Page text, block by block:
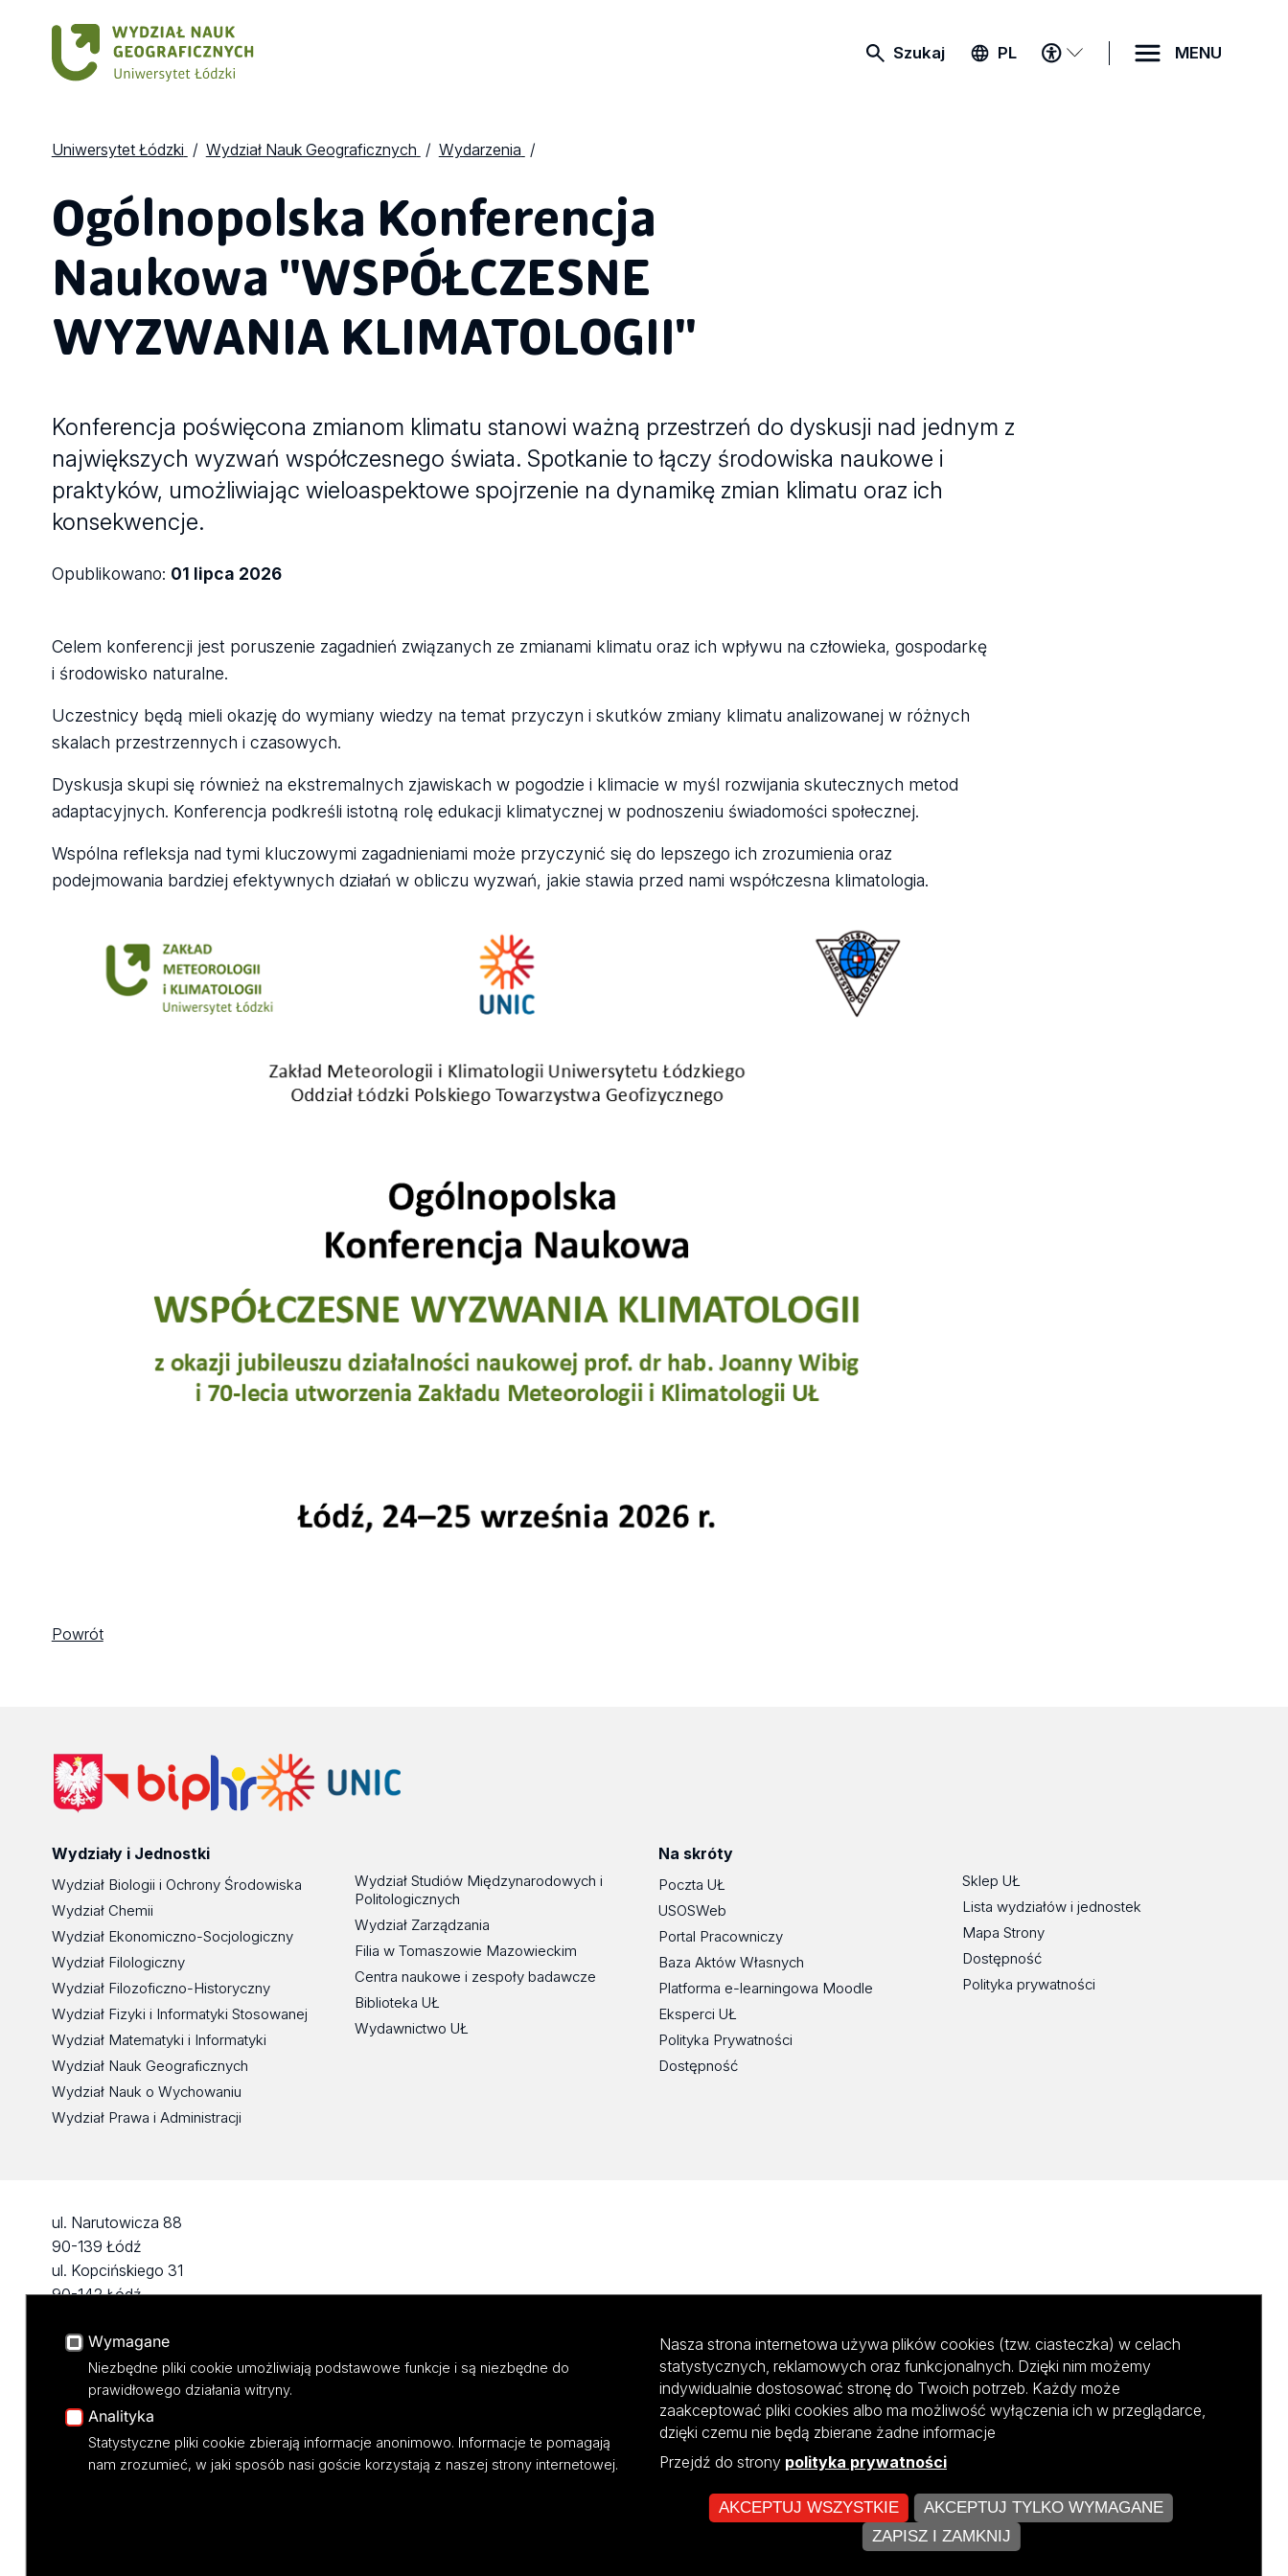
Szukaj PL
MENU
DOSTĘPNOŚCI
MENU
Uniwersytet Łódzki Wydział Nauk Geograficznych Wydarzenia
Ogólnopolska Konferencja
Naukowa "WSPÓŁCZESNE
WYZWANIA KLIMATOLOGII"
Konferencja poświęcona zmianom klimatu stanowi ważną przestrzeń do dyskusji nad jednym z
największych wyzwań współczesnego świata. Spotkanie to łączy środowiska naukowe i
praktyków, umożliwiając wieloaspektowe spojrzenie na dynamikę zmian klimatu oraz ich
konsekwencje.
Opublikowano: 01 lipca 2026
Celem konferencji jest poruszenie zagadnień związanych ze zmianami klimatu oraz ich wpływu na człowieka, gospodarkę
i środowisko naturalne.
Uczestnicy będą mieli okazję do wymiany wiedzy na temat przyczyn i skutków zmiany klimatu analizowanej w różnych
skalach przestrzennych i czasowych.
Dyskusja skupi się również na ekstremalnych zjawiskach w pogodzie i klimacie w myśl rozwijania skutecznych metod
adaptacyjnych. Konferencja podkreśli istotną rolę edukacji klimatycznej w podnoszeniu świadomości społecznej.
Wspólna refleksja nad tymi kluczowymi zagadnieniami może przyczynić się do lepszego ich zrozumienia oraz
podejmowania bardziej efektywnych działań w obliczu wyzwań, jakie stawia przed nami współczesna klimatologia.
Powrót
Wydziały i Jednostki
Wydział Biologii i Ochrony Środowiska
Wydział Chemii
Wydział Ekonomiczno-Socjologiczny
Wydział Filologiczny
Wydział Filozoficzno-Historyczny
Wydział Fizyki i Informatyki Stosowanej
Wydział Matematyki i Informatyki
Wydział Nauk Geograficznych
Wydział Nauk o Wychowaniu
Wydział Prawa i Administracji
Wydział Studiów Międzynarodowych i
Politologicznych
Wydział Zarządzania
Filia w Tomaszowie Mazowieckim
Centra naukowe i zespoły badawcze
Biblioteka UŁ
Wydawnictwo UŁ
Na skróty
Poczta UŁ
USOSWeb
Portal Pracowniczy
Baza Aktów Własnych
Platforma e-learningowa Moodle
Eksperci UŁ
Polityka Prywatności
Dostępność
Sklep UŁ
Lista wydziałów i jednostek
Mapa Strony
Dostępność
Polityka prywatności
ul. Narutowicza 88
90-139 Łódź
ul. Kopcińskiego 31
90-142 Łódź
fax: 42/665 59 11
Projekt Multiportalu UŁ współfinansowany z funduszy Unii Europejskiej w ramach konkursu NCBR
Wymagane
Niezbędne pliki cookie umożliwiają podstawowe funkcje i są niezbędne do
prawidłowego działania witryny.
Analityka
Statystyczne pliki cookie zbierają informacje anonimowo. Informacje te pomagają
nam zrozumieć, w jaki sposób nasi goście korzystają z naszej strony internetowej.
Nasza strona internetowa używa plików cookies (tzw. ciasteczka) w celach
statystycznych, reklamowych oraz funkcjonalnych. Dzięki nim możemy
indywidualnie dostosować stronę do Twoich potrzeb. Każdy może
zaakceptować pliki cookies albo ma możliwość wyłączenia ich w przeglądarce,
dzięki czemu nie będą zbierane żadne informacje
Przejdź do strony polityka prywatności
AKCEPTUJ WSZYSTKIE
AKCEPTUJ TYLKO WYMAGANE
ZAPISZ I ZAMKNIJ
ZARZĄDZAJ COOKIES